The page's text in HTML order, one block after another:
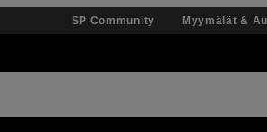
SP Community Myymälät &